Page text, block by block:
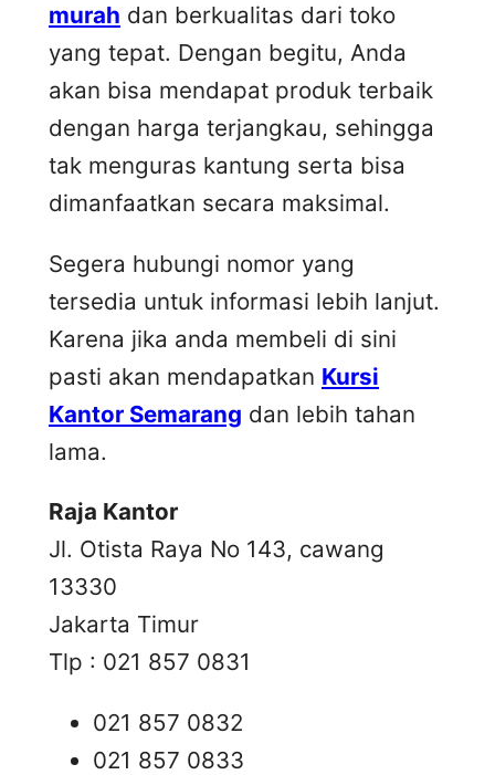
murah dan berkualitas dari toko
yang tepat. Dengan begitu, Anda
akan bisa mendapat produk terbaik
dengan harga terjangkau, sehingga
tak menguras kantung serta bisa
dimanfaatkan secara maksimal.
Segera hubungi nomor yang
tersedia untuk informasi lebih lanjut.
Karena jika anda membeli di sini
pasti akan mendapatkan Kursi
Kantor Semarang dan lebih tahan
lama.
Raja Kantor
Jl. Otista Raya No 143, cawang
13330
Jakarta Timur
Tlp : 021 857 0831
021 857 0832
021 857 0833